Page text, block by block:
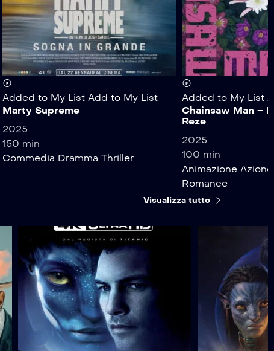
Added to My List Add to My List
Marty Supreme
2025
150 min
Commedia Dramma Thriller
Added to My List
Chainsaw Man –
Reze
2025
100 min
Animazione Azione
Romance
Visualizza tutto